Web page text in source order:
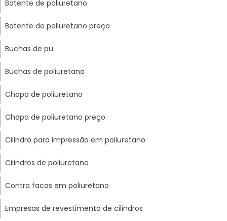
Batente de poliuretano
Batente de poliuretano preço
Buchas de pu
Buchas de poliuretano
Chapa de poliuretano
Chapa de poliuretano preço
Cilindro para impressão em poliuretano
Cilindros de poliuretano
Contra facas em poliuretano
Empresas de revestimento de cilindros